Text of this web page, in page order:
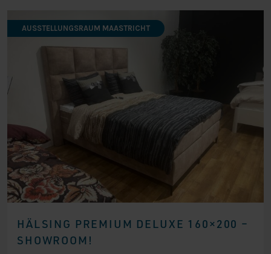
HÄLSING PREMIUM DELUXE 160×200 –
SHOWROOM!
AUSSTELLUNGSRAUM MAASTRICHT